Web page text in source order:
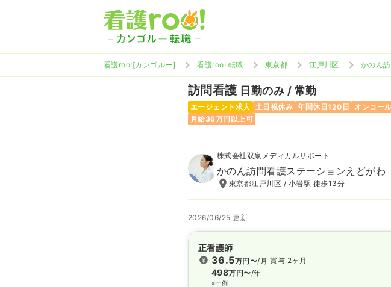
看護roo![カンゴルー] 看護roo! 転職 東京都 江戸川区 かのん
訪問看護 日勤のみ / 常勤
エージェント求人 土日祝休み 年間休日120日 オンコー
月給36万円以上可
株式会社双泉メディカルサポート
かのん訪問看護ステーションえどがわ
東京都江戸川区 / 小岩駅 徒歩13分
2026/06/25 更新
正看護師
36.5万円〜/月
498万円〜/年
※一例
賞与 2ヶ月